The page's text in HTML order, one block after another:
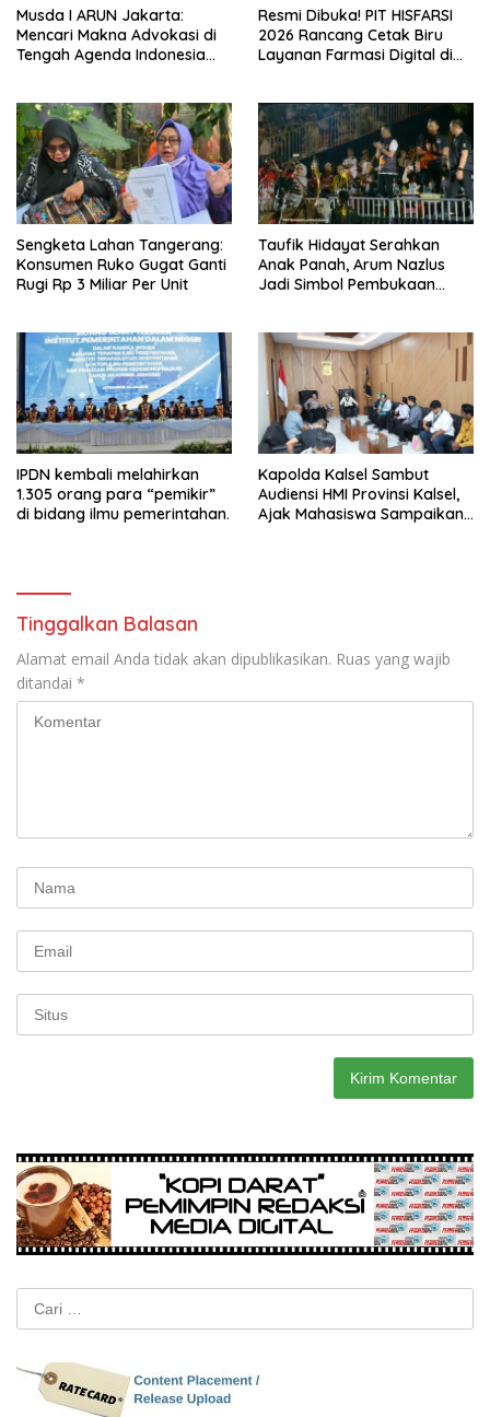
Musda I ARUN Jakarta:
Mencari Makna Advokasi di
Tengah Agenda Indonesia
Resmi Dibuka! PIT HISFARSI
2026 Rancang Cetak Biru
Layanan Farmasi Digital di
Sengketa Lahan Tangerang:
Konsumen Ruko Gugat Ganti
Rugi Rp 3 Miliar Per Unit
Taufik Hidayat Serahkan
Anak Panah, Arum Nazlus
Jadi Simbol Pembukaan
IPDN kembali melahirkan
1.305 orang para “pemikir”
di bidang ilmu pemerintahan.
Kapolda Kalsel Sambut
Audiensi HMI Provinsi Kalsel,
Ajak Mahasiswa Sampaikan
Tinggalkan Balasan
Alamat email Anda tidak akan dipublikasikan. Ruas yang wajib
ditandai *